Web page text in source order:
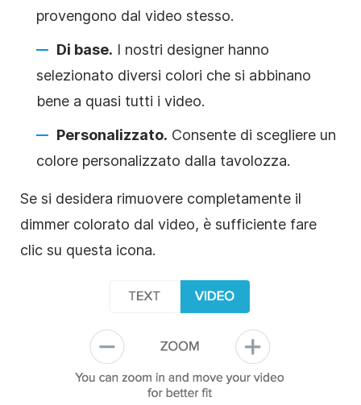
provengono dal video stesso.
Di base. I nostri designer hanno
selezionato diversi colori che si abbinano
bene a quasi tutti i video.
Personalizzato. Consente di scegliere un
colore personalizzato dalla tavolozza.
Se si desidera rimuovere completamente il
dimmer colorato dal video, è sufficiente fare
clic su questa icona.